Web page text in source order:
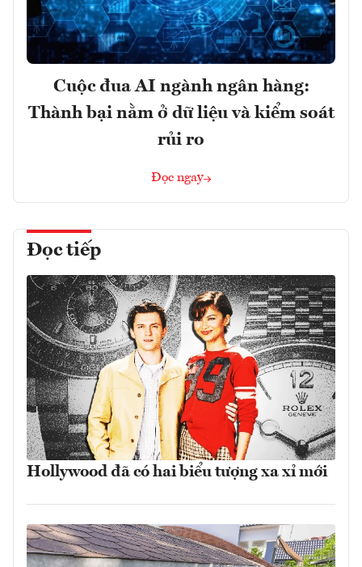
Cuộc đua AI ngành ngân hàng:
Thành bại nằm ở dữ liệu và kiểm soát
rủi ro
Đọc ngay
Đọc tiếp
Hollywood đã có hai biểu tượng xa xỉ mới